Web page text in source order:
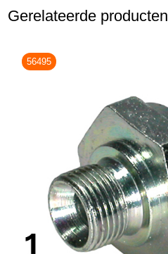
Gerelateerde producten
56495